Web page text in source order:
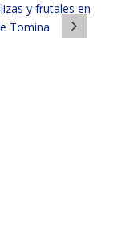
y frutales en
Tomina